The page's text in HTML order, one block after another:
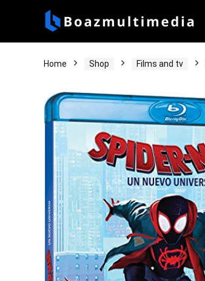
Home Shop Films and tv